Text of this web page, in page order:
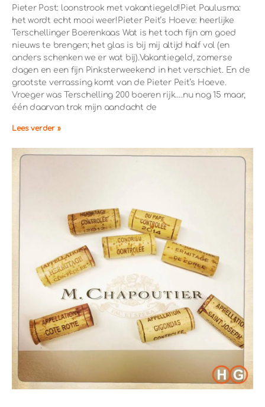
Pieter Post: loonstrook met vakantiegeld!Piet Paulusma:
het wordt echt mooi weer!Pieter Peit’s Hoeve: heerlijke
Terschellinger Boerenkaas Wat is het toch fijn om goed
nieuws te brengen; het glas is bij mij altijd half vol (en
anders schenken we er wat bij).Vakantiegeld, zomerse
dagen en een fijn Pinksterweekend in het verschiet. En de
grootste verrassing komt van de Pieter Peit’s Hoeve.
Vroeger was Terschelling 200 boeren rijk….nu nog 15 maar,
één daarvan trok mijn aandacht de
Lees verder »